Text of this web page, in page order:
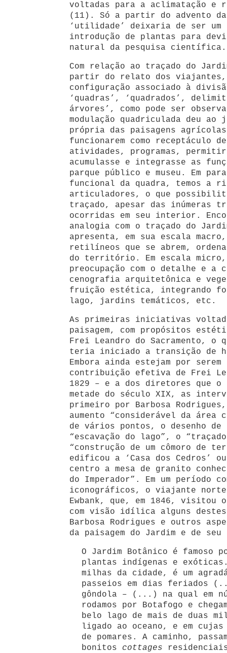
voltadas para a aclimatação e
(11). Só a partir do advento
‘utilidade’ deixaria de ser um
introdução de plantas para
natural da pesquisa científica.
Com relação ao traçado do
partir do relato dos viajantes,
configuração associado à
‘quadras’, ‘quadrados’,
árvores’, como pode ser
modulação quadriculada deu
própria das paisagens
funcionarem como receptáculo
atividades, programas,
acumulasse e integrasse as
parque público e museu. Em
funcional da quadra, temos a
articuladores, o que
traçado, apesar das inúmeras
ocorridas em seu interior.
analogia com o traçado do
apresenta, em sua escala
retilíneos que se abrem,
do território. Em escala micro,
preocupação com o detalhe e a
cenografia arquitetônica e
fruição estética, integrando
lago, jardins temáticos, etc.
As primeiras iniciativas
paisagem, com propósitos
Frei Leandro do Sacramento, o
teria iniciado a transição de
Embora ainda estejam por serem
contribuição efetiva de Frei
1829 – e a dos diretores que o
metade do século XIX, as
primeiro por Barbosa
aumento “considerável da
de vários pontos, o desenho de
“escavação do lago”, o
“construção de um cômoro
edificou a ‘Casa dos Cedros’
centro a mesa de granito
do Imperador”. Em um período
iconográficos, o viajante norte-
Ewbank, que, em 1846, visitou
com visão idílica alguns
Barbosa Rodrigues e outros
da paisagem do Jardim e de
O Jardim Botânico é famoso
plantas indígenas e
milhas da cidade, é um
passeios em dias feriados
gôndola – (...) na qual em
rodamos por Botafogo e
belo lago de mais de duas
ligado ao oceano, e em
de pomares. A caminho,
bonitos cottages